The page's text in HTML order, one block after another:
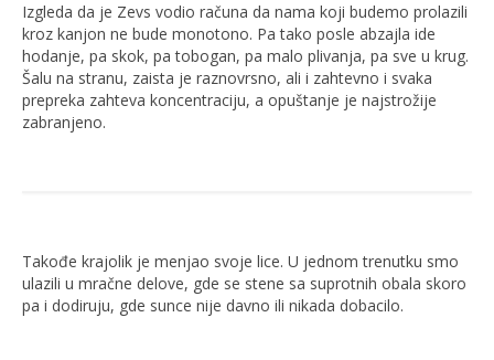
Izgleda da je Zevs vodio računa da nama koji budemo prolazili
kroz kanjon ne bude monotono. Pa tako posle abzajla ide
hodanje, pa skok, pa tobogan, pa malo plivanja, pa sve u krug.
Šalu na stranu, zaista je raznovrsno, ali i zahtevno i svaka
prepreka zahteva koncentraciju, a opuštanje je najstrožije
zabranjeno.
Takođe krajolik je menjao svoje lice. U jednom trenutku smo
ulazili u mračne delove, gde se stene sa suprotnih obala skoro
pa i dodiruju, gde sunce nije davno ili nikada dobacilo.